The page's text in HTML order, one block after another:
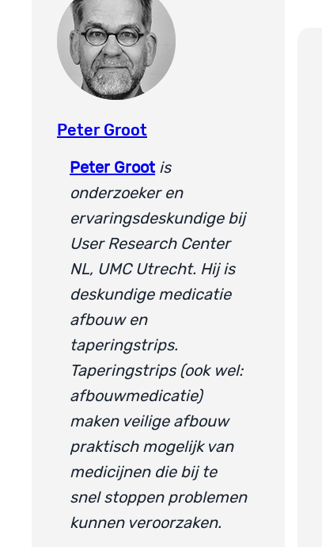
Peter Groot
Peter Groot is
onderzoeker en
ervaringsdeskundige bij
User Research Center
NL, UMC Utrecht. Hij is
deskundige medicatie
afbouw en
taperingstrips.
Taperingstrips (ook wel:
afbouwmedicatie)
maken veilige afbouw
praktisch mogelijk van
medicijnen die bij te
snel stoppen problemen
kunnen veroorzaken.